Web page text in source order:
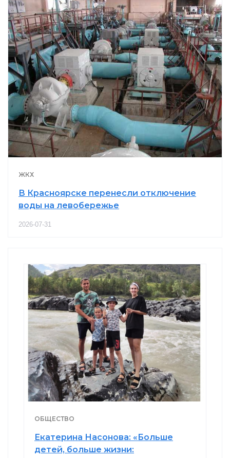
ЖКХ
В Красноярске перенесли отключение
воды на левобережье
2026-07-31
ОБЩЕСТВО
Екатерина Насонова: «Больше
детей, больше жизни: